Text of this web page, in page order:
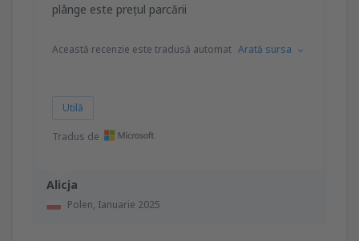
Alicja
Polen, Ianuarie 2025
plânge este prețul parcării
Această recenzie este tradusă automat Arată sursa
Utilă
Tradus de